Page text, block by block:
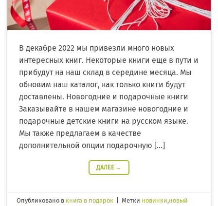
В декабре 2022 мы привезли много новых
интересных книг. Некоторые книги еще в пути и
прибудут на наш склад в середине месяца. Мы
обновим наш каталог, как только книги будут
доставлены. Новогодние и подарочные книги
Заказывайте в нашем магазине новогодние и
подарочные детские книги на русском языке.
Мы также предлагаем в качестве
дополнительной опции подарочную […]
ДАЛЕЕ →
Опубликовано в книга в подарок Метки новинки,новый